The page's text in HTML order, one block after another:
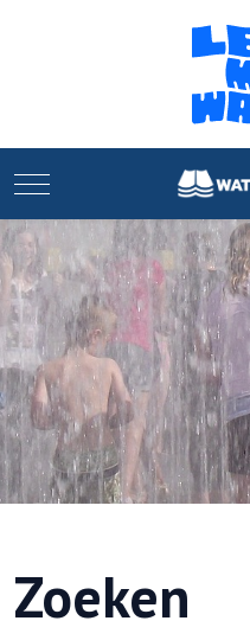
Mobile Menu Toggle
Zoeken